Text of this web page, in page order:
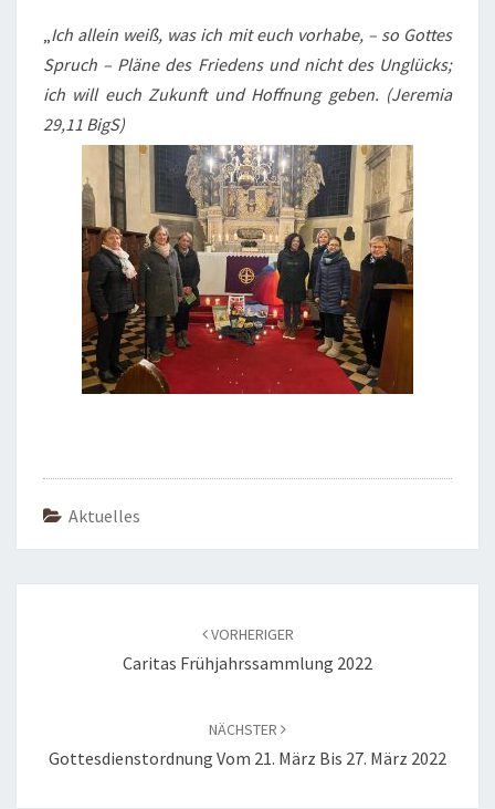
„Ich allein weiß, was ich mit euch vorhabe, – so Gottes
Spruch – Pläne des Friedens und nicht des Unglücks;
ich will euch Zukunft und Hoffnung geben. (Jeremia
29,11 BigS)
Aktuelles
VORHERIGER
Caritas Frühjahrssammlung 2022
NÄCHSTER
Gottesdienstordnung Vom 21. März Bis 27. März 2022